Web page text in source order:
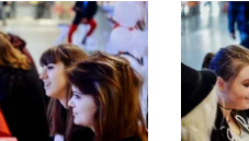
w poziomie. Użyj